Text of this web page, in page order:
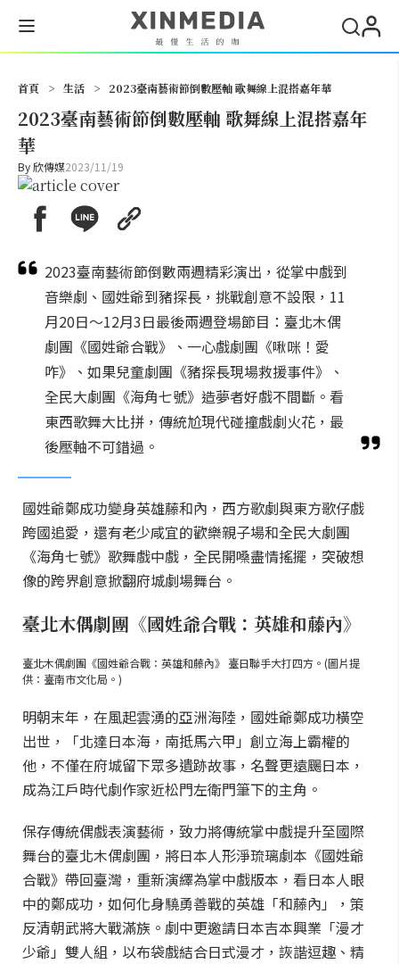
首頁 > 生活 > 2023臺南藝術節倒數壓軸 歌舞線上混搭嘉年華
2023臺南藝術節倒數壓軸 歌舞線上混搭嘉年
華
By欣傳媒2023/11/19
2023臺南藝術節倒數兩週精彩演出，從掌中戲到
音樂劇、國姓爺到豬探長，挑戰創意不設限，11
月20日～12月3日最後兩週登場節目：臺北木偶
劇團《國姓爺合戰》、一心戲劇團《啾咪！愛
咋》、如果兒童劇團《豬探長現場救援事件》、
全民大劇團《海角七號》造夢者好戲不間斷。看
東西歌舞大比拼，傳統尬現代碰撞戲劇火花，最
後壓軸不可錯過。
國姓爺鄭成功變身英雄藤和內，西方歌劇與東方歌仔戲
跨國追愛，還有老少咸宜的歡樂親子場和全民大劇團
《海角七號》歌舞戲中戲，全民開嗓盡情搖擺，突破想
像的跨界創意掀翻府城劇場舞台。
臺北木偶劇團《國姓爺合戰：英雄和藤內》
臺北木偶劇團《國姓爺合戰：英雄和藤內》 臺日聯手大打四方。(圖片提
供：臺南市文化局。)
明朝末年，在風起雲湧的亞洲海陸，國姓爺鄭成功橫空
出世，「北達日本海，南抵馬六甲」創立海上霸權的
他，不僅在府城留下眾多遺跡故事，名聲更遠颺日本，
成為江戶時代劇作家近松門左衛門筆下的主角。
保存傳統偶戲表演藝術，致力將傳統掌中戲提升至國際
舞台的臺北木偶劇團，將日本人形淨琉璃劇本《國姓爺
合戰》帶回臺灣，重新演繹為掌中戲版本，看日本人眼
中的鄭成功，如何化身驍勇善戰的英雄「和藤內」，策
反清朝武將大戰滿族。劇中更邀請日本吉本興業「漫才
少爺」雙人組，以布袋戲結合日式漫才，詼諧逗趣、精